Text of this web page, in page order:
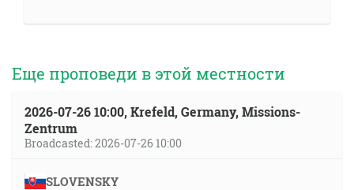
Еще проповеди в этой местности
2026-07-26 10:00, Krefeld, Germany, Missions-
Zentrum
Broadcasted: 2026-07-26 10:00
SLOVENSKY